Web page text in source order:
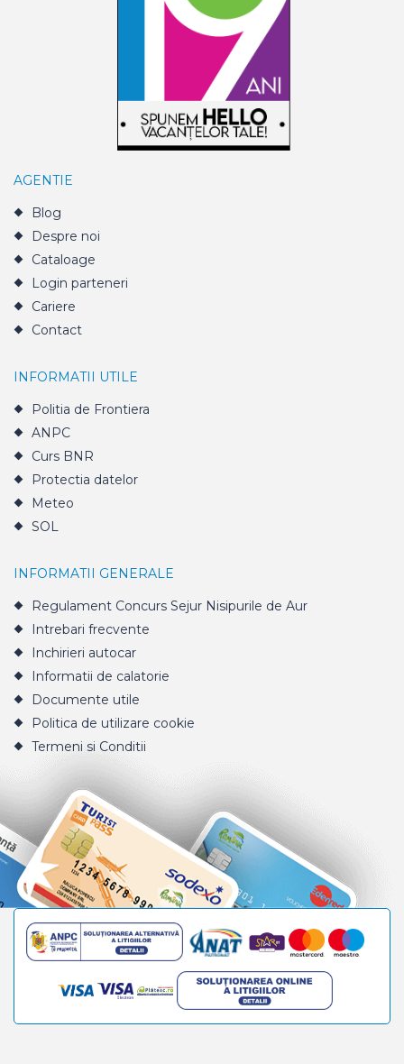
AGENTIE
Blog
Despre noi
Cataloage
Login parteneri
Cariere
Contact
INFORMATII UTILE
Politia de Frontiera
ANPC
Curs BNR
Protectia datelor
Meteo
SOL
INFORMATII GENERALE
Regulament Concurs Sejur Nisipurile de Aur
Intrebari frecvente
Inchirieri autocar
Informatii de calatorie
Documente utile
Politica de utilizare cookie
Termeni si Conditii